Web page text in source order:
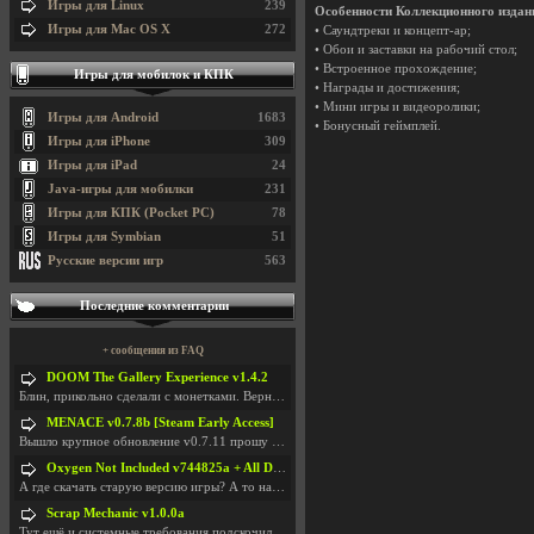
Особенности Коллекционного
• Саундтреки и концепт-ар;
• Обои и заставки на рабочий стол;
• Встроенное прохождение;
• Награды и достижения;
• Мини игры и видеоролики;
• Бонусный геймплей.
239
Игры для Linux
272
Игры для Mac OS X
Игры для мобилок и КПК
1683
Игры для Android
309
Игры для iPhone
24
Игры для iPad
231
Java-игры для мобилки
78
Игры для КПК (Pocket PC)
51
Игры для Symbian
563
Русские версии игр
Последние комментарии
+ сообщения из FAQ
DOOM The Gallery Experience v1.4.2
Блин, прикольно сделали с монетками. Вернулся в св
MENACE v0.7.8b [Steam Early Access]
Вышло крупное обновление v0.7.11 прошу обновить
Oxygen Not Included v744825a + All DLC
А где скачать старую версию игры? А то на новой но
Scrap Mechanic v1.0.0a